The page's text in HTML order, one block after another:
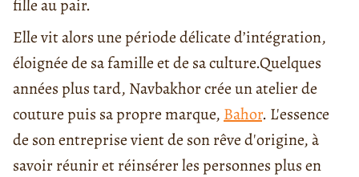
fille au pair.
Elle vit alors une période délicate d’intégration,
éloignée de sa famille et de sa culture.Quelques
années plus tard, Navbakhor crée un atelier de
couture puis sa propre marque, Bahor. L'essence
de son entreprise vient de son rêve d'origine, à
savoir réunir et réinsérer les personnes plus en